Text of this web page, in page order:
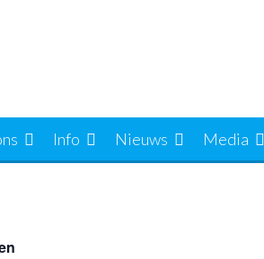
Info Nieuws Media